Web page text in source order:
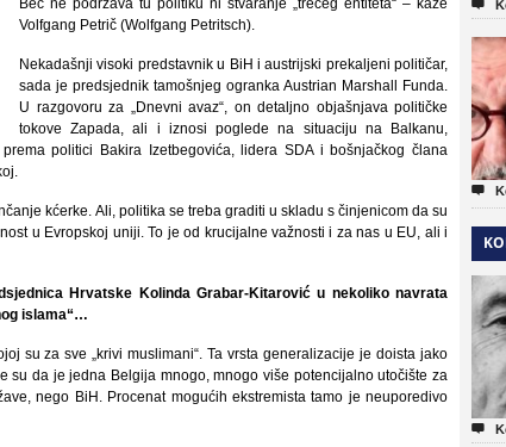
Beč ne podržava tu politiku ni stvaranje „trećeg entiteta“ – kaže
Volfgang Petrič (Wolfgang Petritsch).
Nekadašnji visoki predstavnik u BiH i austrijski prekaljeni političar,
sada je predsjednik tamošnjeg ogranka Austrian Marshall Funda.
U razgovoru za „Dnevni avaz“, on detaljno objašnjava političke
tokove Zapada, ali i iznosi poglede na situaciju na Balkanu,
politici Bakira Izetbegovića, lidera SDA i bošnjačkog člana
kćerke. Ali, politika se treba graditi u skladu s činjenicom da su
u Evropskoj uniji. To je od krucijalne važnosti i za nas u EU, ali i
Hrvatske Kolinda Grabar-Kitarović u nekoliko navrata
islama“…
su za sve „krivi muslimani“. Ta vrsta generalizacije je doista jako
su da je jedna Belgija mnogo, mnogo više potencijalno utočište za
nego BiH. Procenat mogućih ekstremista tamo je neuporedivo


